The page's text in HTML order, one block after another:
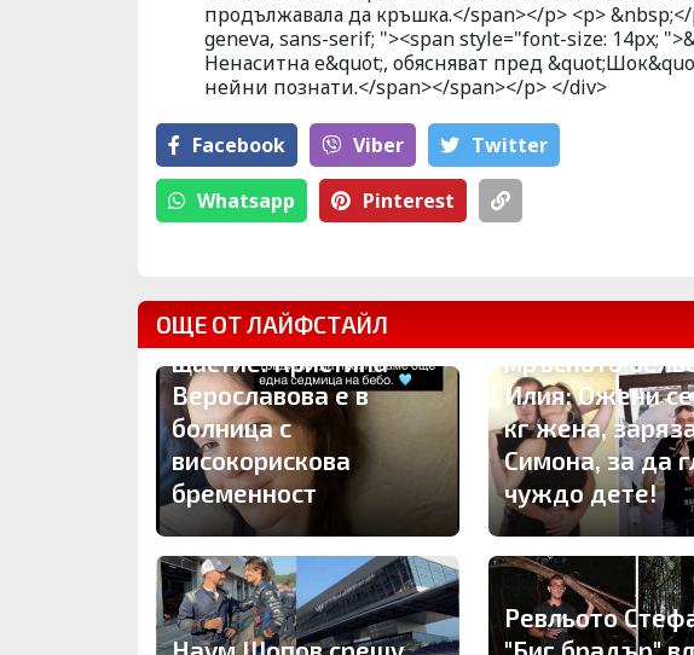
продължавала да кръшка.</span></p> <p>
geneva, sans-serif; "><span style="font-size: 14px;
Ненаситна е&quot;, обясняват пред
нейни познати.</span></span></p> </div>
Facebook Viber Тwitter
Whatsapp Pinterest
ОЩЕ ОТ ЛАЙФСТАЙЛ
Драма вместо
щастие: Кристина
Верославова е в
болница с
високорискова
бременност
Брутално
мръсното
Илия: Ожени
кг жена,
Симона, за да
чуждо дете!
Ревльото